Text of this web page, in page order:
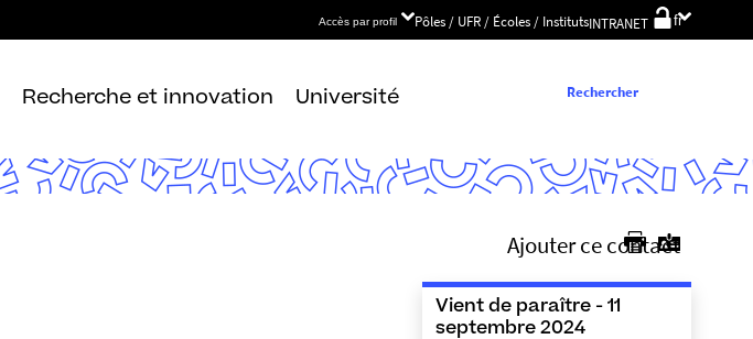
au
Accès par profil Pôles / UFR / Écoles / InstitutsINTRANET
Choix
fr
Recherche et innovation Université Rechercher
Ajouter ce contact
Vient de paraître - 11
septembre 2024